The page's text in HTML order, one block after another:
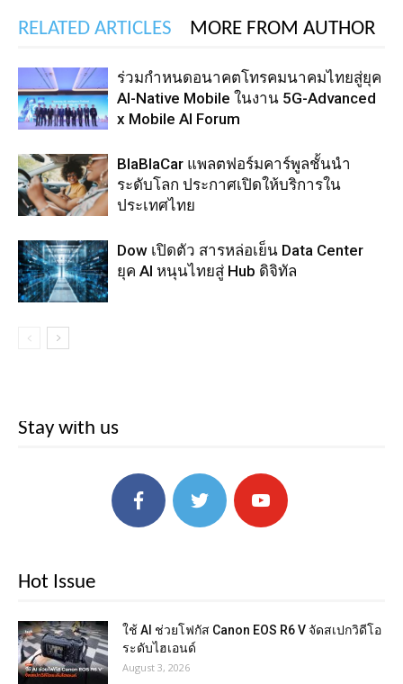
RELATED ARTICLES MORE FROM AUTHOR
ร่วมกำหนดอนาคตโทรคมนาคมไทยสู่ยุค
AI-Native Mobile ในงาน 5G-Advanced
x Mobile AI Forum
BlaBlaCar แพลตฟอร์มคาร์พูลชั้นนำ
ระดับโลก ประกาศเปิดให้บริการใน
ประเทศไทย
Dow เปิดตัว สารหล่อเย็น Data Center
ยุค AI หนุนไทยสู่ Hub ดิจิทัล
Stay with us
Hot Issue
ใช้ AI ช่วยโฟกัส Canon EOS R6 V จัดสเปกวิดีโอ
ระดับไฮเอนด์
August 3, 2026